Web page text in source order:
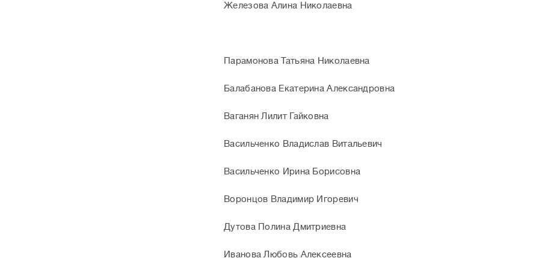
Железова Алина Николаевна
Парамонова Татьяна Николаевна
Балабанова Екатерина Александровна
Ваганян Лилит Гайковна
Васильченко Владислав Витальевич
Васильченко Ирина Борисовна
Воронцов Владимир Игоревич
Дутова Полина Дмитриевна
Иванова Любовь Алексеевна​